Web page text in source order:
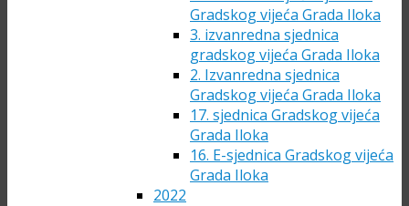
Gradskog vijeća Grada Iloka
3. izvanredna sjednica
gradskog vijeća Grada Iloka
2. Izvanredna sjednica
Gradskog vijeća Grada Iloka
17. sjednica Gradskog vijeća
Grada Iloka
16. E-sjednica Gradskog vijeća
Grada Iloka
2022